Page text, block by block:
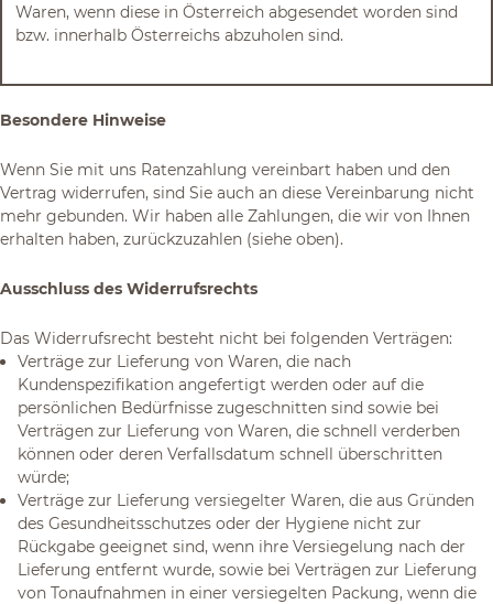
Waren, wenn diese in Österreich abgesendet worden sind
bzw. innerhalb Österreichs abzuholen sind.
Besondere Hinweise
Wenn Sie mit uns Ratenzahlung vereinbart haben und den
Vertrag widerrufen, sind Sie auch an diese Vereinbarung nicht
mehr gebunden. Wir haben alle Zahlungen, die wir von Ihnen
erhalten haben, zurückzuzahlen (siehe oben).
Ausschluss des Widerrufsrechts
Das Widerrufsrecht besteht nicht bei folgenden Verträgen:
Verträge zur Lieferung von Waren, die nach
Kundenspezifikation angefertigt werden oder auf die
persönlichen Bedürfnisse zugeschnitten sind sowie bei
Verträgen zur Lieferung von Waren, die schnell verderben
können oder deren Verfallsdatum schnell überschritten
würde;
Verträge zur Lieferung versiegelter Waren, die aus Gründen
des Gesundheitsschutzes oder der Hygiene nicht zur
Rückgabe geeignet sind, wenn ihre Versiegelung nach der
Lieferung entfernt wurde, sowie bei Verträgen zur Lieferung
von Tonaufnahmen in einer versiegelten Packung, wenn die